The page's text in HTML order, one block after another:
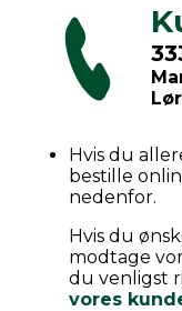
Hvis du
bestille
nedenfor.
Hvis du
modtage
du venligst
vores